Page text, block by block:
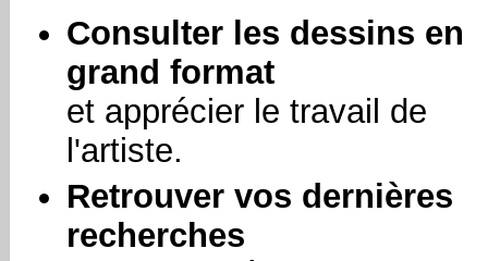
Consulter les dessins en
grand format
et apprécier le travail de
l'artiste.
Retrouver vos dernières
recherches